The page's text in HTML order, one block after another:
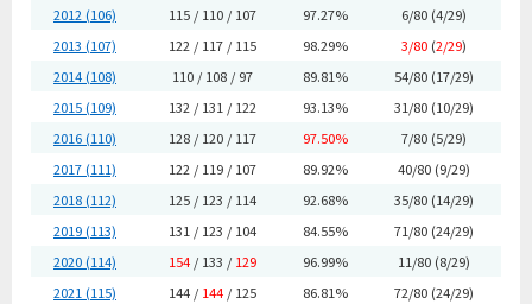
2012 (106)
115 / 110 / 107 97.27%
6/80 (4/29)
2013 (107)
122 / 117 / 115 98.29% 3/80(2/29)
2014 (108)
110 / 108 / 97 89.81%
54/80 (17/29)
2015 (109)
132 / 131 / 122 93.13%
31/80 (10/29)
2016 (110)
128 / 120 / 117 97.50%
7/80 (5/29)
2017 (111)
122 / 119 / 107 89.92%
40/80 (9/29)
2018 (112)
125 / 123 / 114 92.68%
35/80 (14/29)
2019 (113)
131 / 123 / 104 84.55%
71/80 (24/29)
2020 (114)
154/ 133 / 129 96.99%
11/80 (8/29)
2021 (115)
144 / 144/ 125 86.81%
72/80 (24/29)